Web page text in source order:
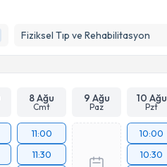
Fiziksel Tıp ve Rehabilitasyon
8 Ağu
Cmt
9 Ağu
Paz
10 Ağu
Pzt
11:00
11:30
10:00
10:30